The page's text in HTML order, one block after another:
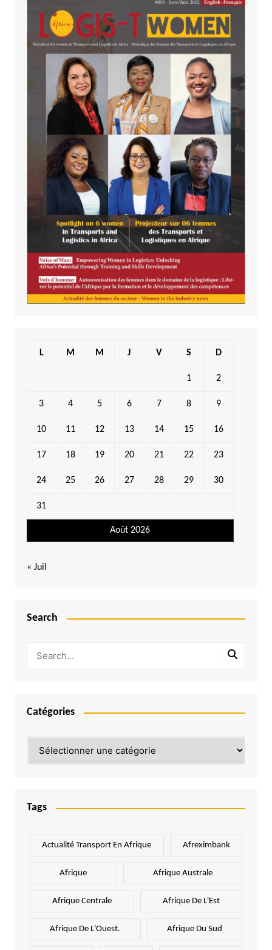
Août 2026
L M M J V S D
1 2
3 4 5 6 7 8 9
10 11 12 13 14 15 16
17 18 19 20 21 22 23
24 25 26 27 28 29 30
31
« Juil
Search
Catégories
Tags
Actualité Transport En Afrique Afreximbank
Afrique Afrique Australe
Afrique Centrale Afrique De L'Est
Afrique De L'Ouest. Afrique Du Sud